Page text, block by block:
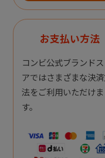
お支払い方法
コンビ公式ブランドス
アではさまざまな決
法をご利用いただけま
す。